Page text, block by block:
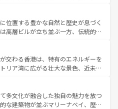
、韓国の多彩な魅力を心ゆくまで味
わってみてほしい。 なお、新着の韓国情報はコンテンツ一
が息づく。ハノイの古い町並みやホ
統治時代の建物も、独特の雰囲気を
、バラエティの豊かさとおいしさで
ミー、ベトナムコーヒーなどは、ぜ
どの地域を訪れてもあたたかい人々
るので、きっと忘れられない旅にな
位置する豊かな自然と歴史が息づく
高層ビルが立ち並ぶ一方、伝統的な
。北部ではチェンマイなどの山岳地
南部ではプーケットやクラビの美し
分を楽しむことができる。タイ料理
温暖で、どの季節にも異なる楽しみ
やすいタイの人々、仏教を中心とし
観光資源が、訪れる旅人を魅了し続
交わる香港は、特有のエネルギーを
リア湾に広がる壮大な景色、近未来
動するはず。観光スポットが密集し
ころを回れるのも魅力。息をのむよ
体験まで、香港を存分に楽しみ尽く
多文化が融合した独自の魅力を放つ
な建築物が並ぶマリーナベイ、歴史